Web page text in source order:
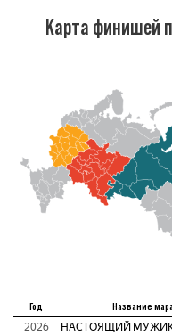
Карта финишей
Год Название
2026 НАСТОЯЩИЙ